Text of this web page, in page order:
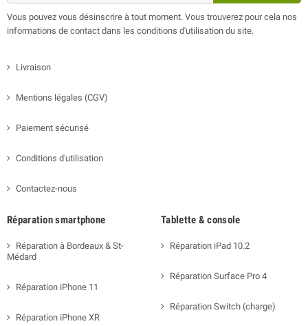
Vous pouvez vous désinscrire à tout moment. Vous trouverez pour cela nos
informations de contact dans les conditions d'utilisation du site.
Livraison
Mentions légales (CGV)
Paiement sécurisé
Conditions d'utilisation
Contactez-nous
Réparation smartphone
Réparation à Bordeaux & St-
Médard
Réparation iPhone 11
Réparation iPhone XR
Tablette & console
Réparation iPad 10.2
Réparation Surface Pro 4
Réparation Switch (charge)